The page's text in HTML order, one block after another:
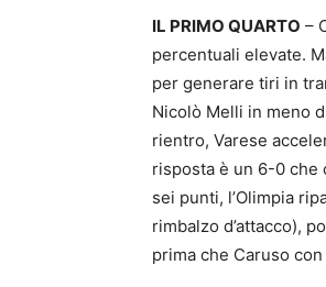
IL PRIMO QUARTO –
percentuali elevate.
per generare tiri in
Nicolò Melli in meno
rientro, Varese
risposta è un 6-0 che
sei punti, l’Olimpia
rimbalzo d’attacco),
prima che Caruso